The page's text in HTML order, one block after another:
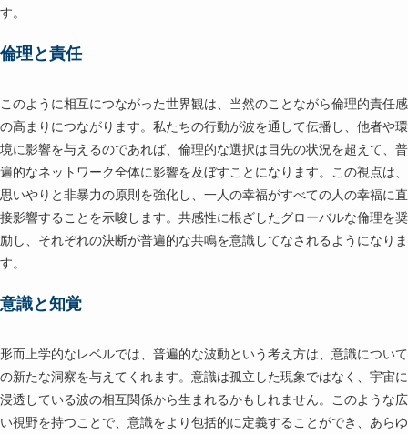
す。
倫理と責任
このように相互につながった世界観は、当然のことながら倫理的責任感
の高まりにつながります。私たちの行動が波を通して伝播し、他者や環
境に影響を与えるのであれば、倫理的な選択は目先の状況を超えて、普
遍的なネットワーク全体に影響を及ぼすことになります。この視点は、
思いやりと非暴力の原則を強化し、一人の幸福がすべての人の幸福に直
接影響することを示唆します。共感性に根ざしたグローバルな倫理を奨
励し、それぞれの決断が普遍的な共鳴を意識してなされるようになりま
す。
意識と知覚
形而上学的なレベルでは、普遍的な波動という考え方は、意識について
の新たな洞察を与えてくれます。意識は孤立した現象ではなく、宇宙に
浸透している波の相互関係から生まれるかもしれません。このような広
い視野を持つことで、意識をより包括的に定義することができ、あらゆ